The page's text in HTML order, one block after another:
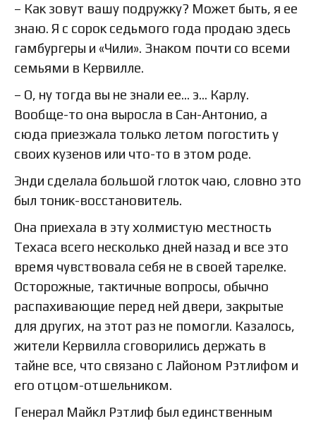
– Как зовут вашу подружку? Может быть, я ее
знаю. Я с сорок седьмого года продаю здесь
гамбургеры и «Чили». Знаком почти со всеми
семьями в Кервилле.
– О, ну тогда вы не знали ее… э… Карлу.
Вообще-то она выросла в Сан-Антонио, а
сюда приезжала только летом погостить у
своих кузенов или что-то в этом роде.
Энди сделала большой глоток чаю, словно это
был тоник-восстановитель.
Она приехала в эту холмистую местность
Техаса всего несколько дней назад и все это
время чувствовала себя не в своей тарелке.
Осторожные, тактичные вопросы, обычно
распахивающие перед ней двери, закрытые
для других, на этот раз не помогли. Казалось,
жители Кервилла сговорились держать в
тайне все, что связано с Лайоном Рэтлифом и
его отцом-отшельником.
Генерал Майкл Рэтлиф был единственным